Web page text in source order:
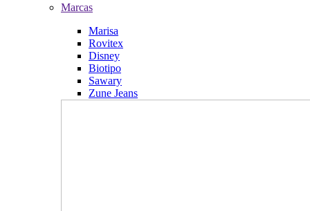
Marcas
Marisa
Rovitex
Disney
Biotipo
Sawary
Zune Jeans